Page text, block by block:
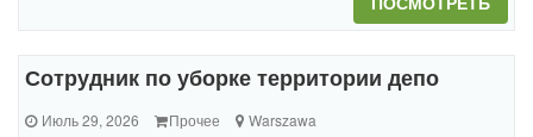
Сотрудник по уборке территории депо
Июль 29, 2026 Прочее Warszawa